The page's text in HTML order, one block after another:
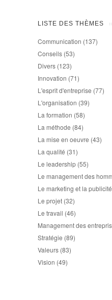
LISTE DES THÈMES
Communication (137)
Conseils (53)
Divers (123)
Innovation (71)
L'esprit d'entreprise (77)
L'organisation (39)
La formation (58)
La méthode (84)
La mise en oeuvre (43)
La qualité (31)
Le leadership (55)
Le management des
Le marketing et la publicité
Le projet (32)
Le travail (46)
Management des
Stratégie (89)
Valeurs (83)
Vision (49)